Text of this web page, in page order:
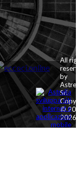
All
by
Srl
©
2026